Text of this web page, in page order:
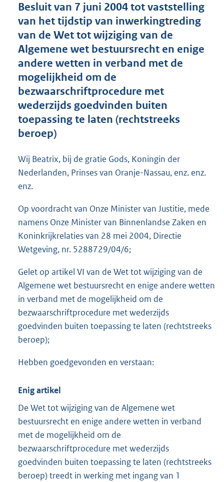
d
s
g
o
o
e
1
Besluit van 7 juni 2004 tot vaststelling
van het tijdstip van inwerkingtreding
van de Wet tot wijziging van de
Algemene wet bestuursrecht en enige
andere wetten in verband met de
mogelijkheid om de
bezwaarschriftprocedure met
wederzijds goedvinden buiten
toepassing te laten (rechtstreeks
beroep)
Wij Beatrix, bij de gratie Gods, Koningin der
Nederlanden, Prinses van Oranje-Nassau, enz. enz.
enz.
Op voordracht van Onze Minister van Justitie, mede
namens Onze Minister van Binnenlandse Zaken en
Koninkrijkrelaties van 28 mei 2004, Directie
Wetgeving, nr. 5288729/04/6;
Gelet op artikel VI van de Wet tot wijziging van de
Algemene wet bestuursrecht en enige andere wetten
in verband met de mogelijkheid om de
bezwaarschriftprocedure met wederzijds
goedvinden buiten toepassing te laten (rechtstreeks
beroep);
Hebben goedgevonden en verstaan:
Enig artikel
De Wet tot wijziging van de Algemene wet
bestuursrecht en enige andere wetten in verband
met de mogelijkheid om de
bezwaarschriftprocedure met wederzijds
goedvinden buiten toepassing te laten (rechtstreeks
beroep) treedt in werking met ingang van 1